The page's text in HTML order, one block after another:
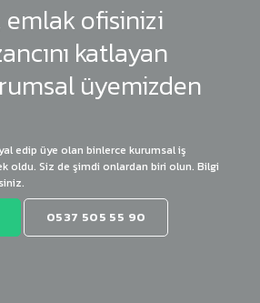
emlak ofisinizi
katlayan
üyemizden
edip üye olan binlerce kurumsal iş
oldu. Siz de şimdi onlardan biri olun. Bilgi
0537 505 55 90